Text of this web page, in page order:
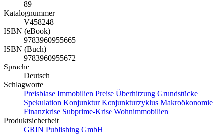
89
Katalognummer
V458248
ISBN (eBook)
9783960955665
ISBN (Buch)
9783960955672
Sprache
Deutsch
Schlagworte
Preisblase Immobilien Preise Überhitzung Grundstücke
Spekulation Konjunktur Konjunkturzyklus Makroökonomie
Finanzkrise Subprime-Krise Wohnimmobilien
Produktsicherheit
GRIN Publishing GmbH